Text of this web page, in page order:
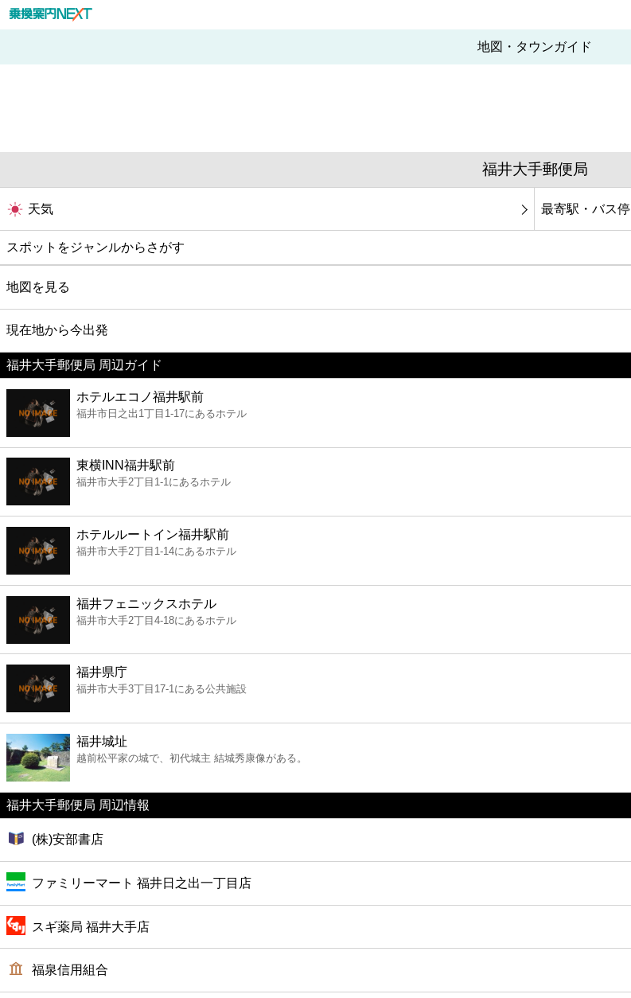
地図・タウンガイド
福井大手郵便局
天気 最寄駅・バス停
スポットをジャンルからさがす
グルメ
映画
美容
コンビニ
薬局
スーパー
エンタメ
レジャー
書店
ファミレス
ファーストフード
カフェ
ショッピング
銀行
公共
病院
ホテル
地図を見る
現在地から今出発
福井大手郵便局 周辺ガイド
ホテルエコノ福井駅前
福井市日之出1丁目1-17にあるホテル
東横INN福井駅前
福井市大手2丁目1-1にあるホテル
ホテルルートイン福井駅前
福井市大手2丁目1-14にあるホテル
福井フェニックスホテル
福井市大手2丁目4-18にあるホテル
福井県庁
福井市大手3丁目17-1にある公共施設
福井城址
越前松平家の城で、初代城主 結城秀康像がある。
福井大手郵便局 周辺情報
(株)安部書店
ファミリーマート 福井日之出一丁目店
スギ薬局 福井大手店
福泉信用組合